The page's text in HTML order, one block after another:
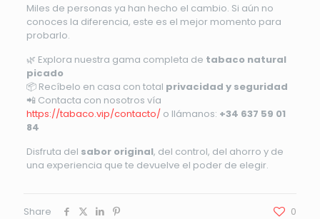
Miles de personas ya han hecho el cambio. Si aún no
conoces la diferencia, este es el mejor momento para
probarlo.
🌿 Explora nuestra gama completa de tabaco natural
picado
📦 Recíbelo en casa con total privacidad y seguridad
📲 Contacta con nosotros vía
https://tabaco.vip/contacto/o llámanos: +34 637 59 01
84
Disfruta del sabor original, del control, del ahorro y de
una experiencia que te devuelve el poder de elegir.
Share 0